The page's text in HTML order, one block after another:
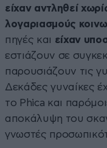
είχαν αντληθεί
λογαριασμούς
πηγές και είχαν
εστιάζουν σε
παρουσιάζουν τις
Δεκάδες γυναίκες
το Phica και
αποκάλυψη του
γνωστές